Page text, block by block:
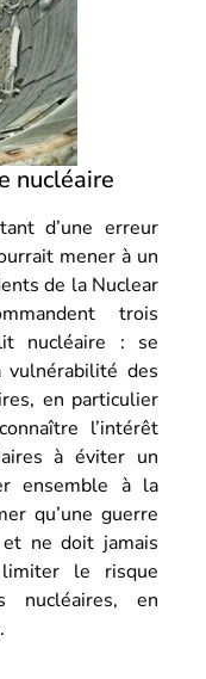
nucléaire
d’une erreur
mener à un
de la Nuclear
trois
nucléaire : se
des
en particulier
l’intérêt
à éviter un
ensemble à la
qu’une guerre
ne doit jamais
le risque
nucléaires, en